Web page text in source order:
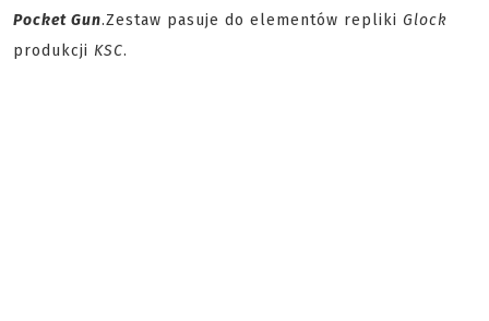
Pocket Gun.Zestaw pasuje do elementów repliki Glock
produkcji KSC.